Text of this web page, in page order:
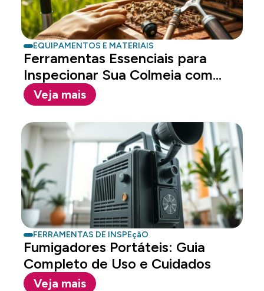
EQUIPAMENTOS E MATERIAIS
Ferramentas Essenciais para
Inspecionar Sua Colmeia com
Segurança e Eficiência
Veja mais
FERRAMENTAS DE INSPEçãO
Fumigadores Portáteis: Guia
Completo de Uso e Cuidados
Veja mais